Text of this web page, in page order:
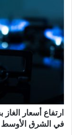
ارتفاع أسعار
في الشرق الأوسط